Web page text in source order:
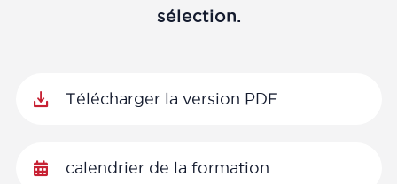
sélection.
Télécharger la version PDF
calendrier de la formation